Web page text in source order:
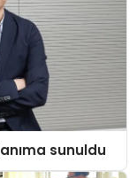
sunuldu